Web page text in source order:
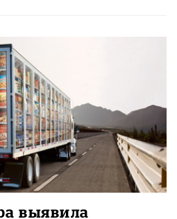
выявила